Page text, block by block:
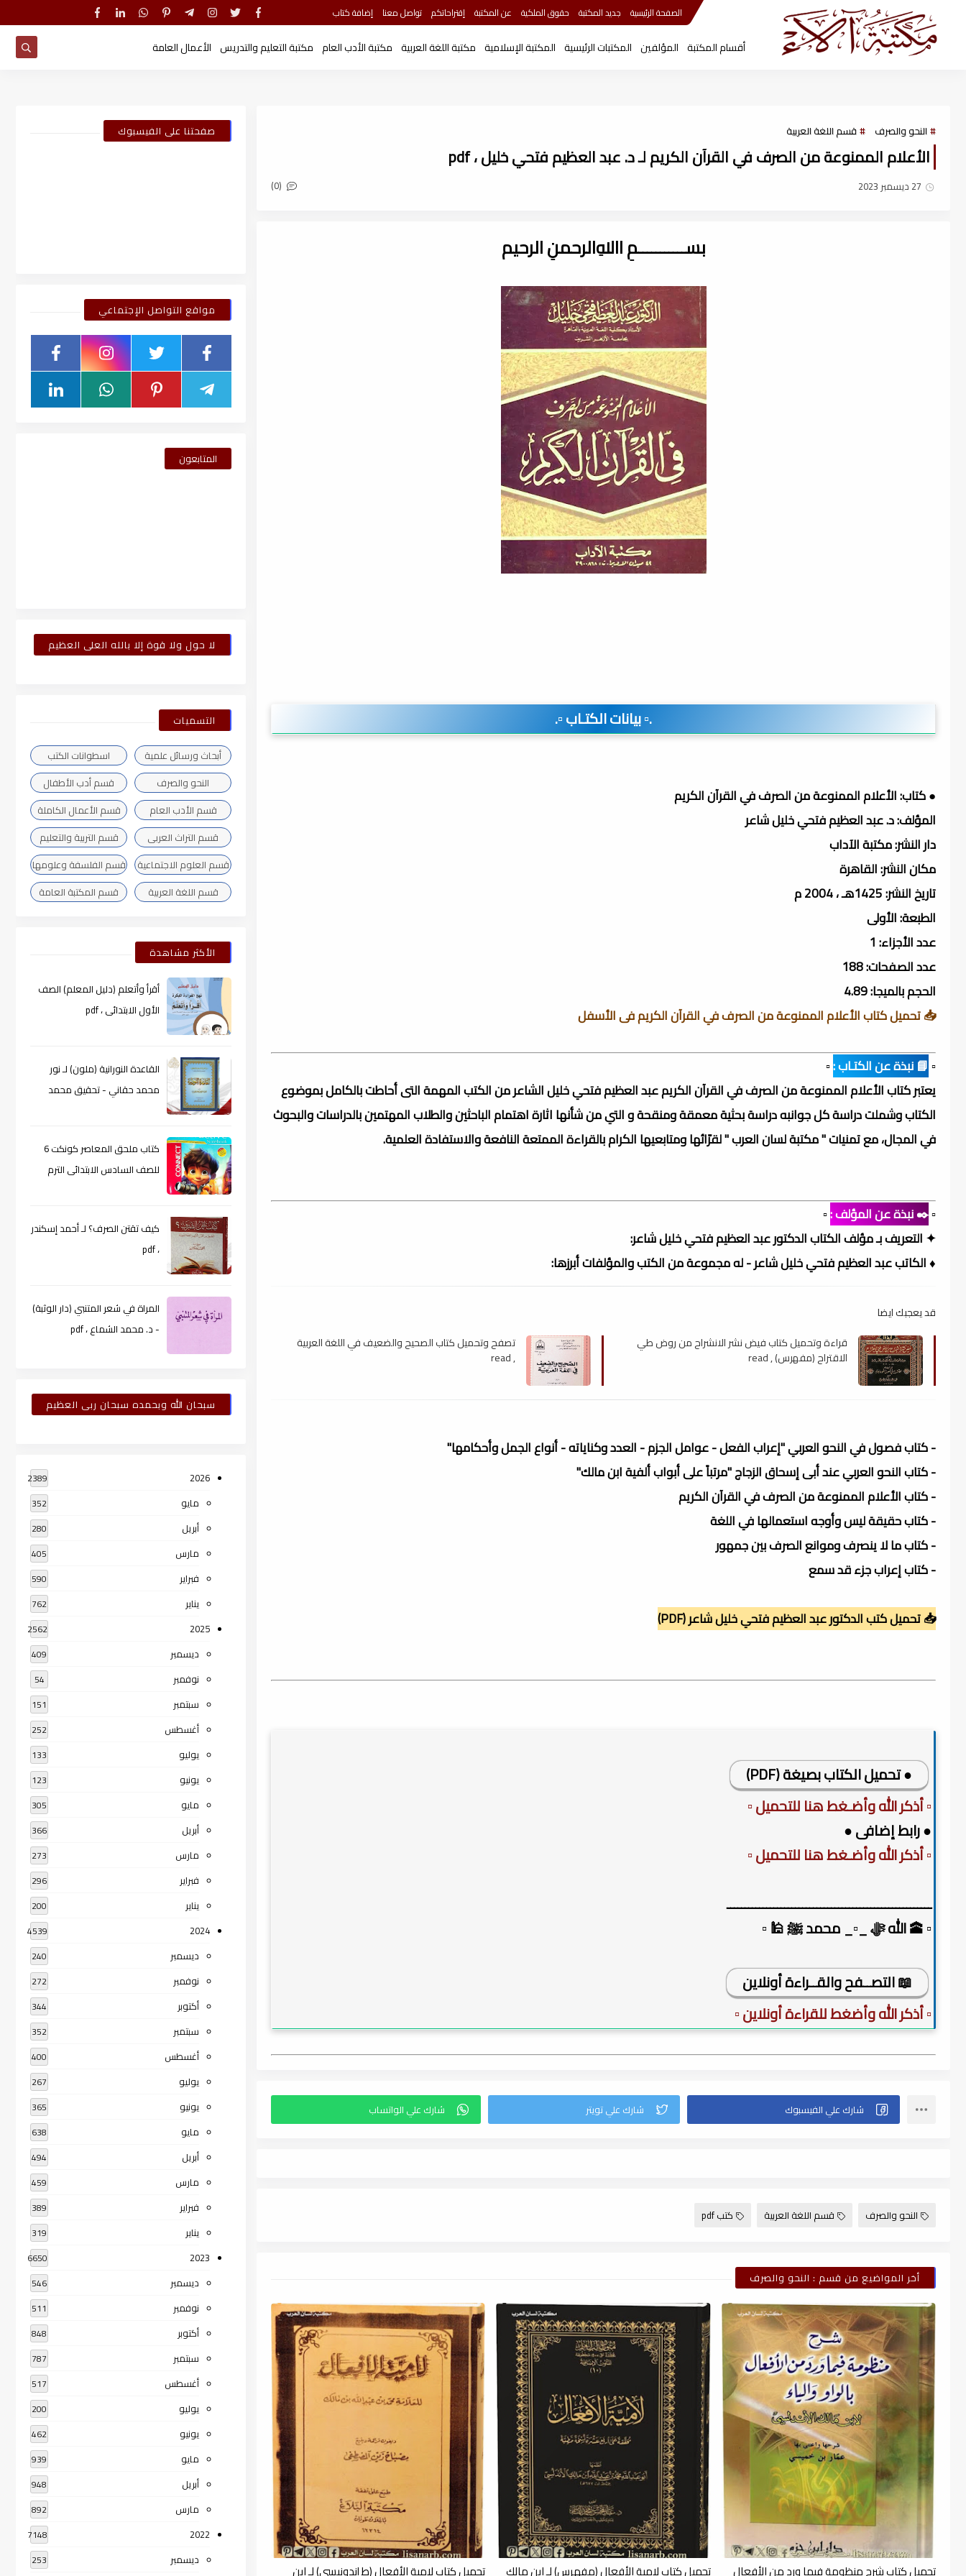
الصفحة الرئيسية جديد المكتبة حقوق الملكية عن المكتبة إقتراحاتكم تواصل معنا إضافة كتاب
أقسام المكتبة المؤلفين المكتبات الرئيسية المكتبة الإسلامية مكتبة اللغة العربية مكتبة الأدب العام مكتبة التعليم والتدريس الأعمال العامة
النحو والصرف قسم اللغة العربية
الأعلام الممنوعة من الصرف في القرآن الكريم لـ د. عبد العظيم فتحي خليل ، pdf
27 ديسمبر 2023 (0)
بســـــــــــمِ اﷲِالرحمنِ الرحيم
.▫️ بيانات الكتـاب ▫️.
● كتاب: الأعلام الممنوعة من الصرف في القرآن الكريم
المؤلف: د. عبد العظيم فتحي خليل شاعر
دار النشر: مكتبة الآداب
مكان النشر: القاهرة
تاريخ النشر: 1425هـ ، 2004 م
الطبعة: الأولى
عدد الأجزاء: 1
عدد الصفحات: 188
الحجم بالميجا: 4.89
📥 تحميل كتاب الأعلام الممنوعة من الصرف في القرآن الكريم فى الأسفل
▫️📘 نبذة عن الكتـاب :▫️
يعتبر كتاب الأعلام الممنوعة من الصرف في القرآن الكريم عبد العظيم فتحي خليل الشاعر من الكتب المهمة التى أحاطت بالكامل بموضوع
الكتاب وشملت دراسة كل جوانبه دراسة بحثية معمقة ومنقحة و التي من شأنها اثارة اهتمام الباحثين والطلاب المهتمين بالدراسات والبحوث
في المجال، مع تمنيات " مكتبة لسان العرب " لقرّائها ومتابعيها الكرام بالقراءة الممتعة النافعة والاستفادة العلمية.
▫️✒️ نبذة عن المؤلف :▫️
✦ التعريف بـ مؤلف الكتاب الدكتور عبد العظيم فتحي خليل شاعر:
♦ الكاتب عبد العظيم فتحي خليل شاعر - له مجموعة من الكتب والمؤلفات أبرزها:
قد يعجبك ايضا
قراءة وتحميل كتاب فيض نشر الانشراح من روض طي
الاقتراح (مفهرس) , read
تصفح وتحميل كتاب الصحيح والضعيف في اللغة العربية
, read
- كتاب فصول في النحو العربي "إعراب الفعل - عوامل الجزم - العدد وكناياته - أنواع الجمل وأحكامها"
- كتاب النحو العربي عند أبى إسحاق الزجاج "مرتباً على أبواب ألفية ابن مالك"
- كتاب الأعلام الممنوعة من الصرف في القرآن الكريم
- كتاب حقيقة ليس وأوجه استعمالها في اللغة
- كتاب ما لا ينصرف وموانع الصرف بين جمهور
- كتاب إعراب جزء قد سمع
📥 تحميل كتب الدكتور عبد العظيم فتحي خليل شاعر (PDF)
● تحميل الكتاب بصيغة (PDF)
▫️ أذكر الله وأضـغط هنا للتحميل ▫️
● رابط إضافى ●
▫️ أذكر الله وأضـغط هنا للتحميل ▫️
ـــــــــــــــــــــــــــــــــــــــــــــــــــــــــ
▫️ 🕋 الله ﷻ _▫️_ محمد ﷺ 🕌 ▫️
📖 التصــفح والقــراءة أونلاين
▫️ أذكر الله وأضغط للقراءة أونلاين ▫️
النحو والصرف قسم اللغة العربية كتب pdf
أخر المواضيع من قسم : النحو والصرف
تحميل كتاب شرح منظومة فيما ورد من الأفعال تحميل كتاب لامية الأفعال (مفهرس) لـ ابن مالك تحميل كتاب لامية الأفعال (ط إندونيسي) لـ ابن
صفحتنا على الفيسبوك
مواقع التواصل الإجتماعي
المتابعون
لا حول ولا قوة إلا بالله العلى العظيم
التسميات
أبحاث ورسائل علمية
اسطوانات الكتب
النحو والصرف
قسم أدب الأطفال
قسم الأدب العام
قسم الأعمال الكاملة
قسم التراث العربى
قسم التربية والتعليم
قسم العلوم الاجتماعية
قسم الفلسفة وعلومها
قسم اللغة العربية
قسم المكتبة العامة
الأكثر مشاهدة
أقرأ وأتعلم (دليل المعلم) الصف
الأول الابتدائى ، pdf
القاعدة النورانية (ملون) لـ نور
محمد حقاني - تحقيق محمد
كتاب ملحق المعاصر كونكت 6
للصف السادس الابتدائى الترم
كيف تقتن الصرف؟ لـ أحمد إسكندر
، pdf
المراة في شعر المتنبي (دار الوثبة)
- د. محمد الشماع ، pdf
سبحان الله وبحمده سبحان ربى العظيم
2026
2389
مايو 352
أبريل 280
مارس 405
فبراير 590
يناير 762
2025
2562
ديسمبر 409
نوفمبر 54
سبتمبر 151
أغسطس 252
يوليو 133
يونيو 123
مايو 305
أبريل 366
مارس 273
فبراير 296
يناير 200
2024
4539
ديسمبر 240
نوفمبر 272
أكتوبر 344
سبتمبر 352
أغسطس 400
يوليو 267
يونيو 365
مايو 638
أبريل 494
مارس 459
فبراير 389
يناير 319
2023
6650
ديسمبر 546
نوفمبر 511
أكتوبر 848
سبتمبر 787
أغسطس 517
يوليو 200
يونيو 462
مايو 939
أبريل 948
مارس 892
2022
7148
ديسمبر 253